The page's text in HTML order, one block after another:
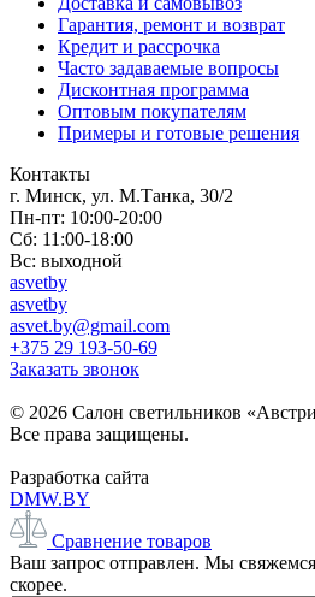
Гарантия, ремонт и возврат
Кредит и рассрочка
Часто задаваемые вопросы
Дисконтная программа
Оптовым покупателям
Примеры и готовые решения
Контакты
г. Минск, ул. М.Танка, 30/2
Пн-пт: 10:00-20:00
Сб: 11:00-18:00
Вс: выходной
asvetby
asvetby
asvet.by@gmail.com
+375 29 193-50-69
Заказать звонок
© 2026 Салон светильников
Все права защищены.
Разработка сайта
DMW.BY
Сравнение товаров
Ваш запрос отправлен. Мы
скорее.